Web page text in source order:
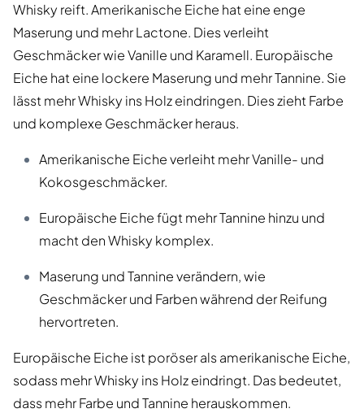
Whisky reift. Amerikanische Eiche hat eine enge
Maserung und mehr Lactone. Dies verleiht
Geschmäcker wie Vanille und Karamell. Europäische
Eiche hat eine lockere Maserung und mehr Tannine. Sie
lässt mehr Whisky ins Holz eindringen. Dies zieht Farbe
und komplexe Geschmäcker heraus.
Amerikanische Eiche verleiht mehr Vanille- und
Kokosgeschmäcker.
Europäische Eiche fügt mehr Tannine hinzu und
macht den Whisky komplex.
Maserung und Tannine verändern, wie
Geschmäcker und Farben während der Reifung
hervortreten.
Europäische Eiche ist poröser als amerikanische Eiche,
sodass mehr Whisky ins Holz eindringt. Das bedeutet,
dass mehr Farbe und Tannine herauskommen.